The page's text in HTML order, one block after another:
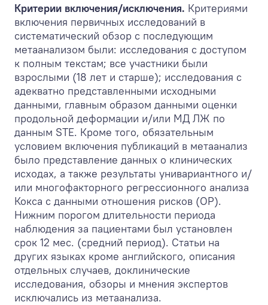
Критерии включения/исключения. Критериями
включения первичных исследований в
систематический обзор с последующим
метаанализом были: исследования с доступом
к полным текстам; все участники были
взрослыми (18 лет и старше); исследования с
адекватно представленными исходными
данными, главным образом данными оценки
продольной деформации и/или МД ЛЖ по
данным STE. Кроме того, обязательным
условием включения публикаций в метаанализ
было представление данных о клинических
исходах, а также результаты унивариантного и/
или многофакторного регрессионного анализа
Кокса с данными отношения рисков (ОР).
Нижним порогом длительности периода
наблюдения за пациентами был установлен
срок 12 мес. (средний период). Статьи на
других языках кроме английского, описания
отдельных случаев, доклинические
исследования, обзоры и мнения экспертов
исключались из метаанализа.